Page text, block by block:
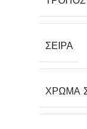
ΣΕΙΡΆ
ΧΡΏΜΑ